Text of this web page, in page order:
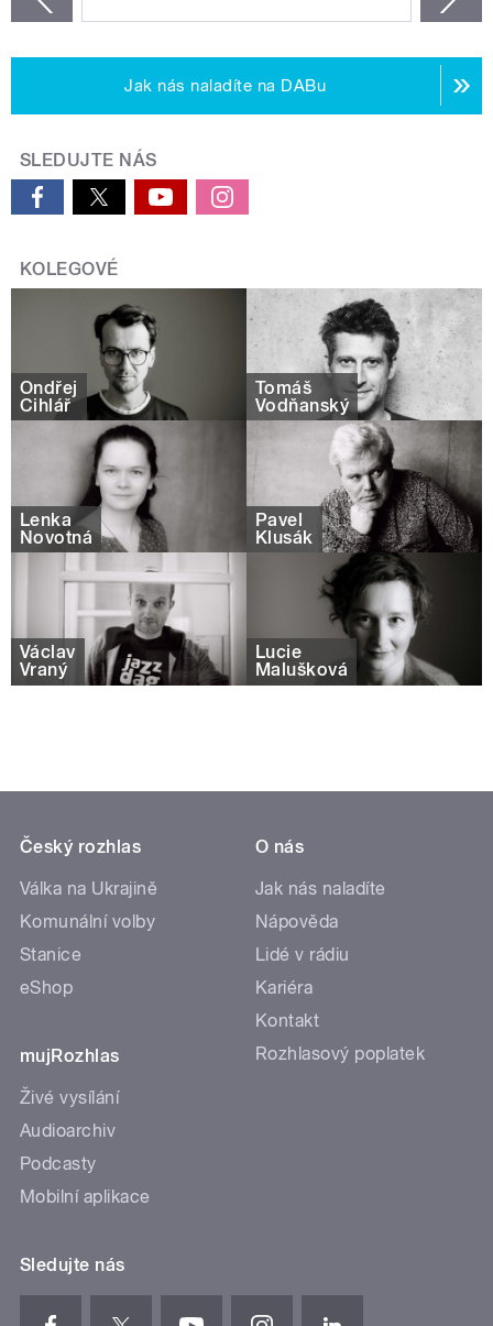
Jak nás naladíte na DABu
SLEDUJTE NÁS
KOLEGOVÉ
Ondřej
Cihlář
Tomáš
Vodňanský
Lenka
Novotná
Pavel
Klusák
Václav
Vraný
Lucie
Malušková
Český rozhlas
Válka na Ukrajině
Komunální volby
Stanice
eShop
mujRozhlas
Živé vysílání
Audioarchiv
Podcasty
Mobilní aplikace
O nás
Jak nás naladíte
Nápověda
Lidé v rádiu
Kariéra
Kontakt
Rozhlasový poplatek
Sledujte nás